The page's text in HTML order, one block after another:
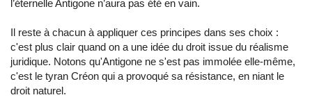
l’éternelle Antigone n’aura pas été en vain.
Il reste à chacun à appliquer ces principes dans ses choix :
c'est plus clair quand on a une idée du droit issue du réalisme
juridique. Notons qu'Antigone ne s'est pas immolée elle-même,
c'est le tyran Créon qui a provoqué sa résistance, en niant le
droit naturel.